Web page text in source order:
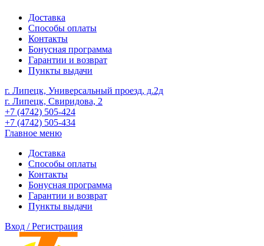
Доставка
Способы оплаты
Контакты
Бонусная программа
Гарантии и возврат
Пункты выдачи
г. Липецк, Универсальный проезд, д.2д
г. Липецк, Свиридова, 2
+7 (4742) 505-424
+7 (4742) 505-434
Главное меню
Доставка
Способы оплаты
Контакты
Бонусная программа
Гарантии и возврат
Пункты выдачи
Вход / Регистрация